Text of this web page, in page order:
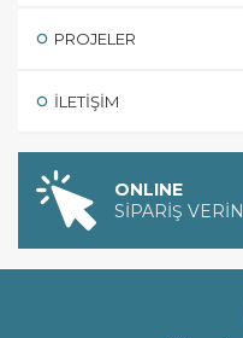
PROJELER
İLETIŞIM
ONLINE
SİPARİŞ VERİN